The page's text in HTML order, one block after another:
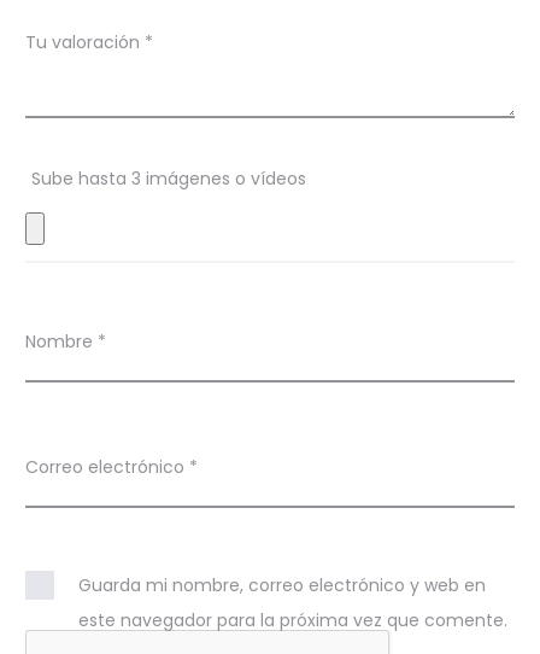
o
n
s
Tu valoración *
Sube hasta 3 imágenes o vídeos
Nombre *
Correo electrónico *
Guarda mi nombre, correo electrónico y web en
este navegador para la próxima vez que comente.